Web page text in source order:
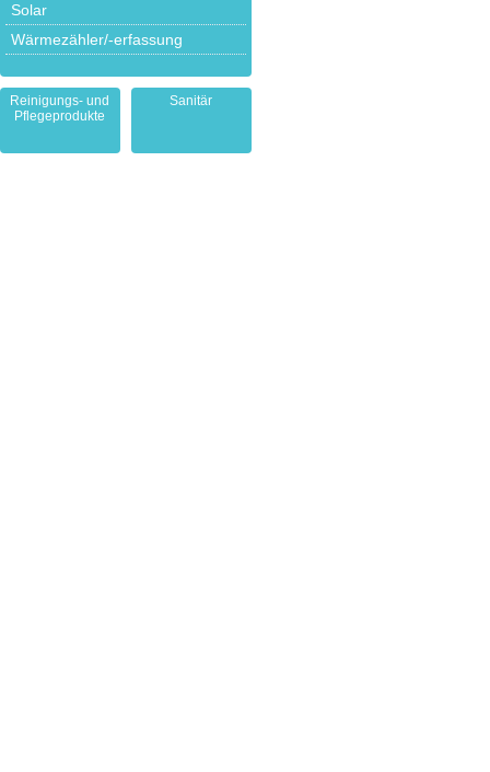
Solar
Wärmezähler/-erfassung
Reinigungs- und
Pflegeprodukte
Sanitär